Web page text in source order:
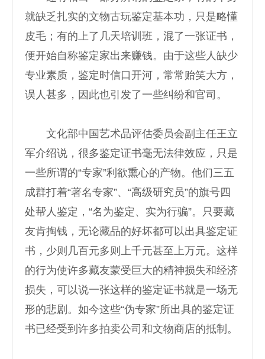
就缺乏扎实的文物古玩鉴定基本功，只是略懂
皮毛；有的上了几天培训班，混了一张证书，
便开始自称鉴定家出来赚钱。由于这些人缺少
专业素质，鉴定时信口开河，常常贻笑大方，
误人甚多，因此也引发了一些纠纷和官司。
文化部中国艺术品评估委员会副主任王立
军介绍说，很多鉴定证书毫无法律效应，只是
一些所谓的“专家”利欲熏心的产物。他们三五
成群打着“著名专家”、“高级研究员”的旗号四
处帮人鉴定，“名为鉴定、实为行骗”。只要藏
友肯掏钱，无论藏品的好坏都可以出具鉴定证
书，少则几百元多则上千元甚至上万元。这样
的行为使许多藏友蒙受巨大的精神损失和经济
损失，可以说一张这样的鉴定证书就是一场无
形的悲剧。如今这些“伪专家”所出具的鉴定证
书已经受到许多拍卖公司和文物商店的抵制。